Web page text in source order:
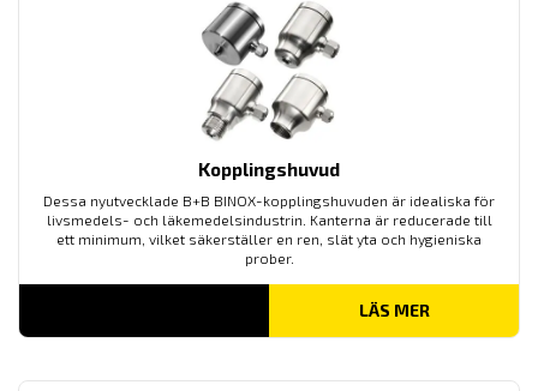
Kopplingshuvud
Dessa nyutvecklade B+B BINOX-kopplingshuvuden är idealiska för
livsmedels- och läkemedelsindustrin. Kanterna är reducerade till
ett minimum, vilket säkerställer en ren, slät yta och hygieniska
prober.
LÄS MER